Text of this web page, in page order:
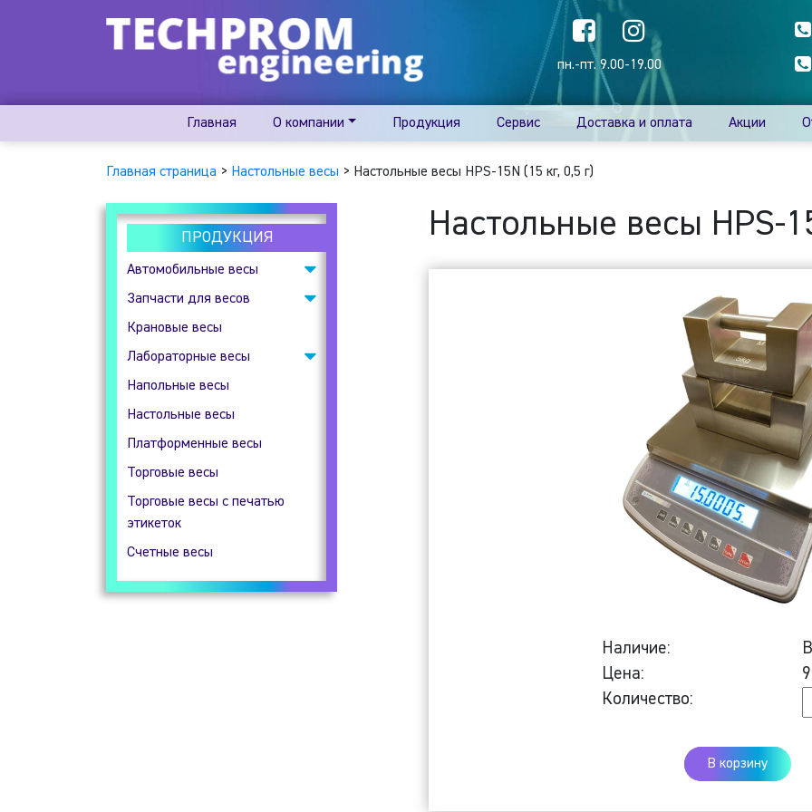
пн.-пт. 9.00-19.00
Главная О компании Продукция Сервис Доставка и оплата Акции
Главная страница > Настольные весы > Настольные весы HPS-15N (15 кг, 0,5 г)
ПРОДУКЦИЯ
Автомобильные весы
Подкладные
автомобильные весы
Запчасти для весов
Весовые индикаторы
Клеммные коробки
Тензодатчики
Крановые весы
Лабораторные весы
Аналитические весы
Гидростатические весы
Прецизионные весы
Технические весы
Напольные весы
Настольные весы
Платформенные весы
Торговые весы
Торговые весы с печатью
этикеток
Счетные весы
Настольные весы HPS-
Наличие:
Цена:
Количество:
В корзину